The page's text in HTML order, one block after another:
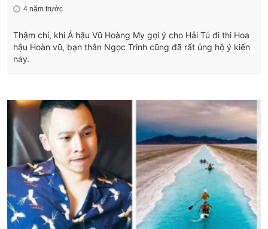
4 năm trước
Thậm chí, khi Á hậu Vũ Hoàng My gợi ý cho Hải Tú đi thi Hoa
hậu Hoàn vũ, bạn thân Ngọc Trinh cũng đã rất ủng hộ ý kiến
này.